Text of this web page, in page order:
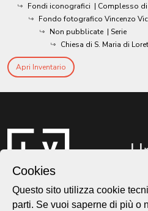
Fondi iconografici | Complesso
Fondo fotografico Vincenzo
Non pubblicate | Serie
Chiesa di S. Maria di
Apri Inventario
Cookies
Questo sito utilizza cookie
parti. Se vuoi saperne di più o